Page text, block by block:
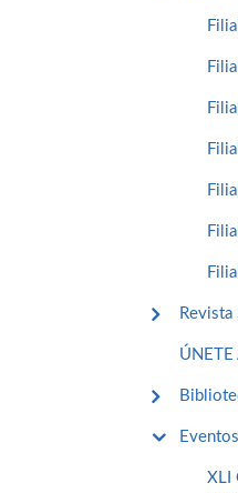
Revista
ÚNETE
Eventos
XLI